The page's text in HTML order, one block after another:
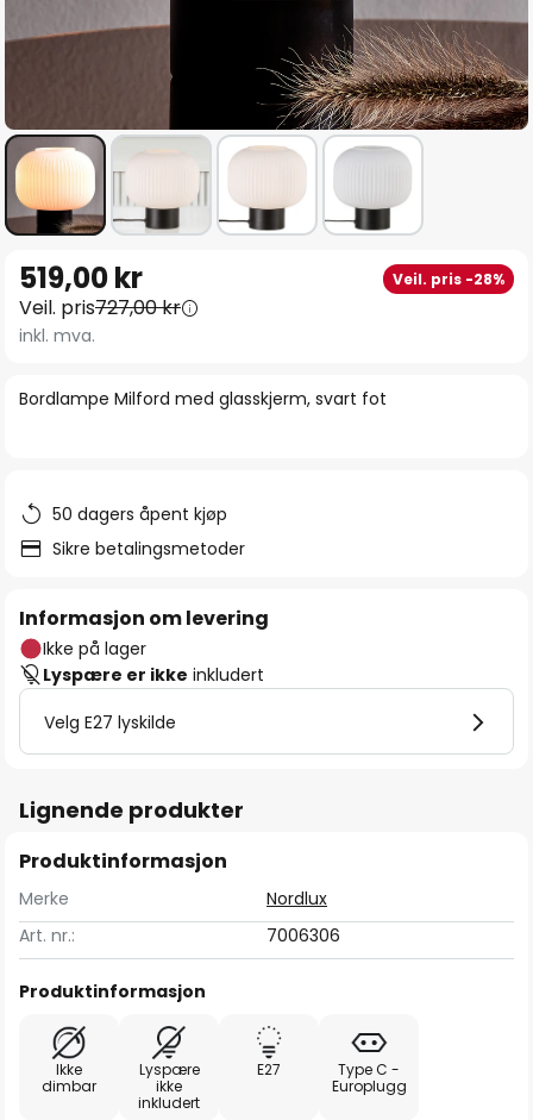
begynnelsen
av
Bordlampe Milford med glasskjerm, svart fot
519,00 kr Veil. pris -28%
Veil. pris727,00 kr
inkl. mva.
50 dagers åpent kjøp
Sikre betalingsmetoder
Informasjon om levering
Ikke på lager
Lyspære er ikke inkludert
Velg E27 lyskilde
Lignende produkter
Produktinformasjon
Merke
Nordlux
Art. nr.:
7006306
Produktinformasjon
Ikke
dimbar
Lyspære
ikke
inkludert
E27
Type C -
Europlugg